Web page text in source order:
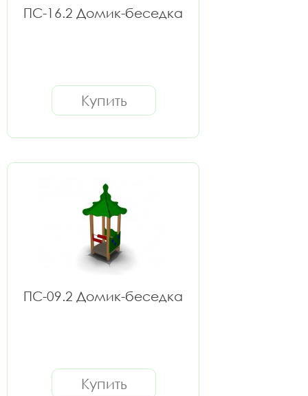
ПС-16.2 Домик-беседка
Купить
ПС-09.2 Домик-беседка
Купить